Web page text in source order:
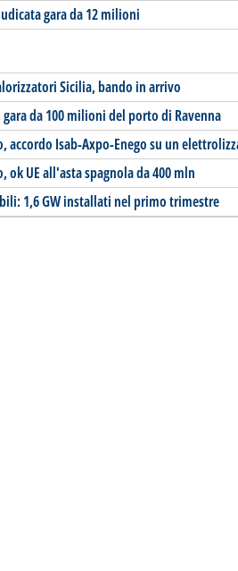
gara da 12 milioni
Sicilia, bando in arrivo
gara da 100 milioni del porto di Ravenna
accordo Isab-Axpo-Enego su un
ok UE all'asta spagnola da 400 mln
1,6 GW installati nel primo trimestre